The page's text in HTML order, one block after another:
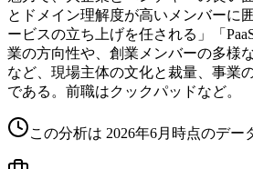
とドメイン理解度が高いメンバーに
ービスの立ち上げを任される」「
業の方向性や、創業メンバーの多様
など、現場主体の文化と裁量、事業
である。前職はクックパッドなど。
この分析は 2026年6月 時点のデー